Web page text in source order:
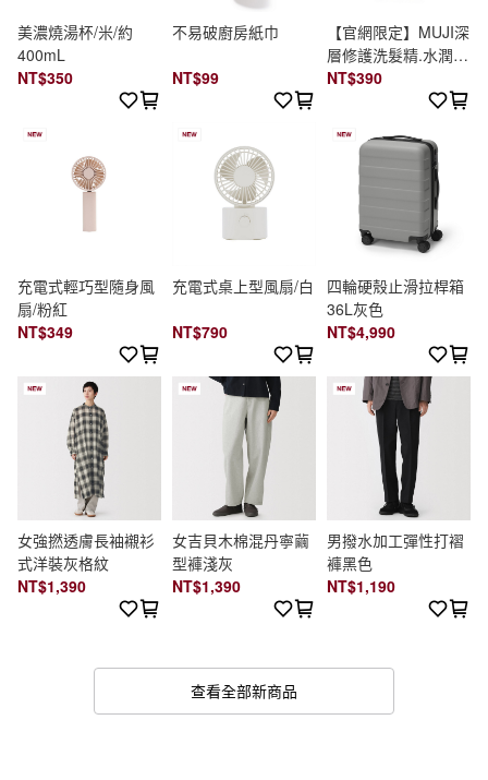
美濃燒湯杯/米/約
400mL
NT$350
不易破廚房紙巾
NT$99
【官網限定】MUJI深
層修護洗髮精.水潤保
濕/400ml
NT$390
充電式輕巧型隨身風
扇/粉紅
NT$349
充電式桌上型風扇/白
NT$790
四輪硬殼止滑拉桿箱
36L灰色
NT$4,990
女強撚透膚長袖襯衫
式洋裝灰格紋
NT$1,390
女吉貝木棉混丹寧繭
型褲淺灰
NT$1,390
男撥水加工彈性打褶
褲黑色
NT$1,190
查看全部新商品